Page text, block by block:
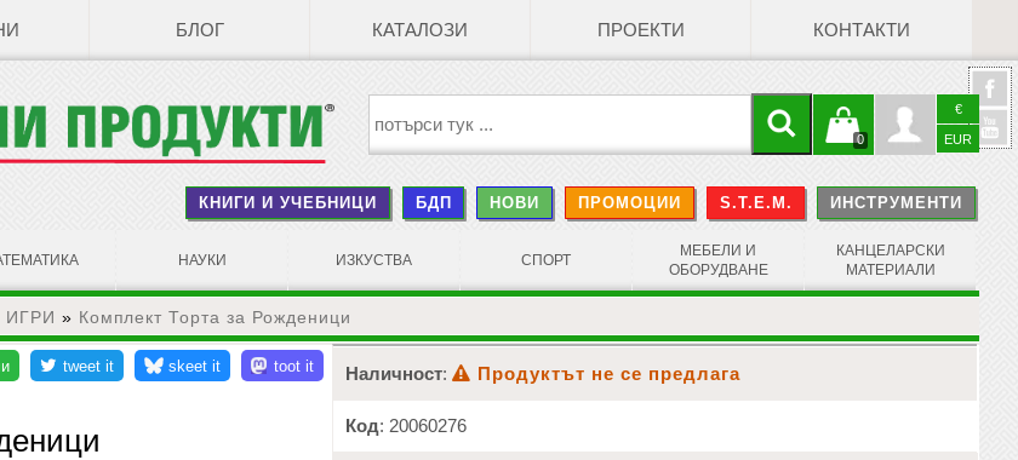
БЛОГ КАТАЛОЗИ ПРОЕКТИ КОНТАКТИ
€
EUR
Профил
0
Кошницата
е празна
КНИГИ И УЧЕБНИЦИ БДП НОВИ ПРОМОЦИИ S.T.E.M. ИНСТРУМЕНТИ
НАУКИ ИЗКУСТВА СПОРТ
МЕБЕЛИ И
ОБОРУДВАНЕ
КАНЦЕЛАРСКИ
МАТЕРИАЛИ
ИГРИ » Комплект Торта за Рожденици
Наличност: Продуктът не се предлага
Код: 20060276